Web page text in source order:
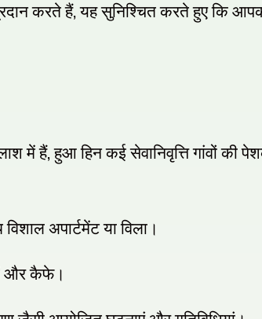
करते हैं,यह सुनिश्चित करते हुए कि
में हैं,हुआ हिन कई सेवानिवृत्ति गांवों की
अपार्टमेंट या विला।
और कैफे।